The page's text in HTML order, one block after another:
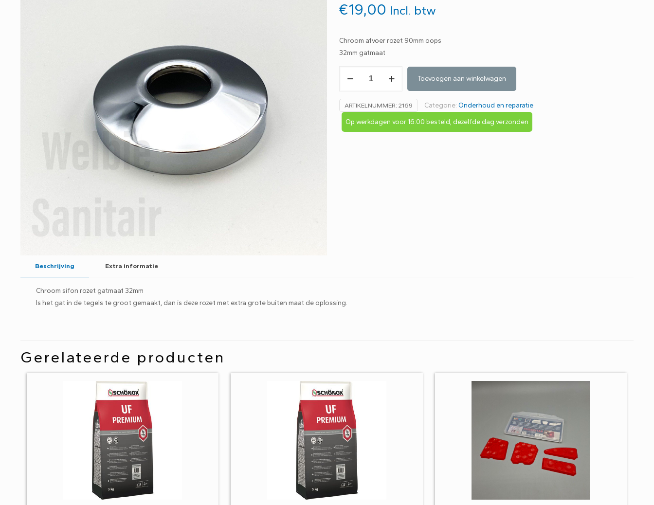
€19,00 Incl. btw
Chroom afvoer rozet 90mm oops
32mm gatmaat
sifonrozet
chroom
344616333
aantal
Toevoegen aan winkelwagen
ARTIKELNUMMER:2169 Categorie:Onderhoud en reparatie
Op werkdagen voor 16:00 besteld, dezelfde dag verzonden
Beschrijving Extra informatie
Chroom sifon rozet gatmaat 32mm
Is het gat in de tegels te groot gemaakt, dan is deze rozet met extra grote buiten maat de oplossing.
Gerelateerde producten